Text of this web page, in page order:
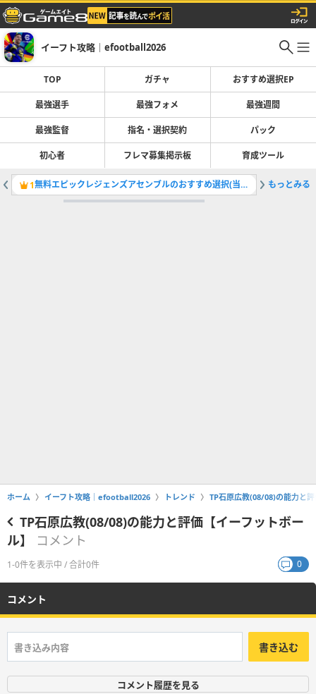
イーフト攻略｜efootball2026
TOP ガチャ おすすめ選択EP
最強選手 最強フォメ 最強週間
最強監督 指名・選択契約 パック
初心者 フレマ募集掲示板 育成ツール
1 無料エピックレジェンズアセンブルのおすすめ選択(当たり)選手ランキングと引き方 2最強選
もっとみる
ホーム イーフト攻略｜efootball2026 トレンド TP石原広教(08/08)の能力と
TP石原広教(08/08)の能力と評価【イーフットボー
ル】
コメント
1-0件を表示中 / 合計0件 0
コメント
書き込む
コメント履歴を見る